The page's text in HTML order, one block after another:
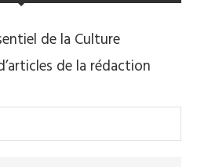
de la Culture
de la rédaction